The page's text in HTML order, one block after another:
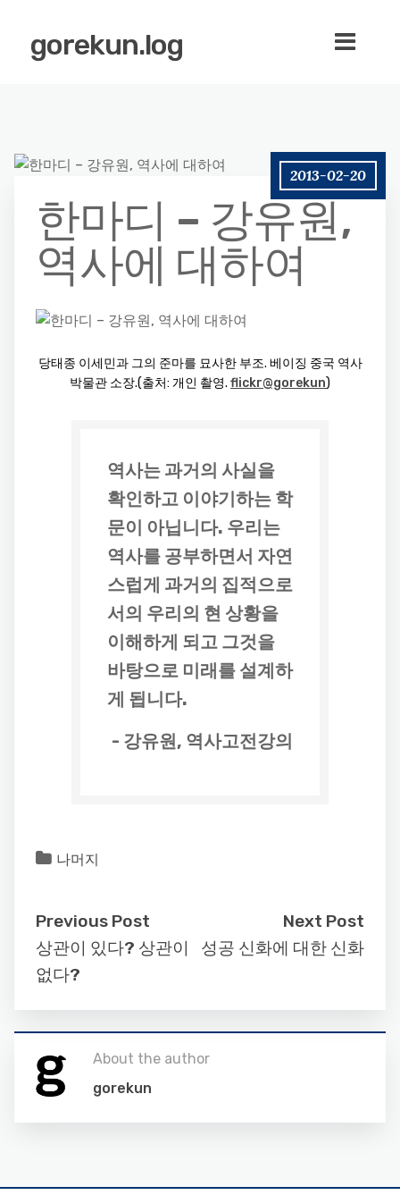
gorekun.log
2013-02-20
한마디 – 강유원,
역사에 대하여
당태종 이세민과 그의 준마를 묘사한 부조. 베이징 중국 역사
박물관 소장.(출처: 개인 촬영. flickr@gorekun)
역사는 과거의 사실을
확인하고 이야기하는 학
문이 아닙니다. 우리는
역사를 공부하면서 자연
스럽게 과거의 집적으로
서의 우리의 현 상황을
이해하게 되고 그것을
바탕으로 미래를 설계하
게 됩니다.
- 강유원, 역사고전강의
나머지
Previous Post
상관이 있다? 상관이
없다?
Next Post
성공 신화에 대한 신화
About the author
gorekun